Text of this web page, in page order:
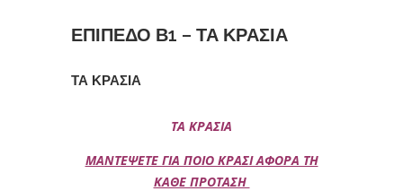
ΕΠΙΠΕΔΟ Β1 – ΤΑ ΚΡΑΣΙΑ
ΤΑ ΚΡΑΣΙΑ
ΤΑ ΚΡΑΣΙΑ
ΜΑΝΤΕΨΕΤΕ ΓΙΑ ΠΟΙΟ ΚΡΑΣΙ ΑΦΟΡΑ ΤΗ
ΚΑΘΕ ΠΡΟΤΑΣΗ